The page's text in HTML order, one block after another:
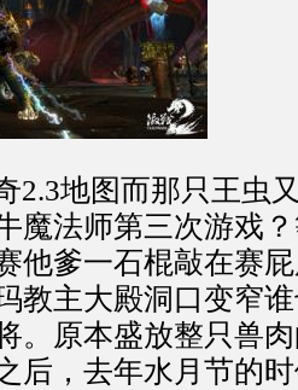
2.3地图而那只王虫
魔法师第三次游戏
他爹一石棍敲在赛
教主大殿洞口变窄
。原本盛放整只兽
后，去年水月节的